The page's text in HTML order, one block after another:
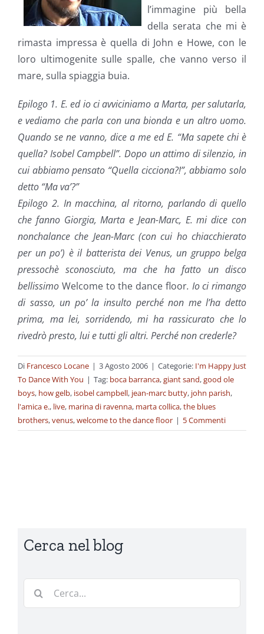
l’immagine più bella
della serata che mi è
rimasta impressa è quella di John e Howe, con le
loro ultimogenite sulle spalle, che vanno verso il
mare, sulla spiaggia buia.
Epilogo 1. E. ed io ci avviciniamo a Marta, per salutarla,
e vediamo che parla con una bionda e un altro uomo.
Quando se ne vanno, dice a me ed E. “Ma sapete chi è
quella? Isobel Campbell”. Dopo un attimo di silenzio, in
cui abbiamo pensato “Quella cicciona?!”, abbiamo solo
detto “Ma va’?”
Epilogo 2. In macchina, al ritorno, parlando di quello
che fanno Giorgia, Marta e Jean-Marc, E. mi dice con
nonchalance che Jean-Marc (con cui ho chiacchierato
per un po’) è il batterista dei Venus, un gruppo belga
pressochè sconosciuto, ma che ha fatto un disco
bellissimo Welcome to the dance floor. Io ci rimango
di sasso, un po’ la insulto perché non me l’ha detto
prima, ma lei, sorridendo, mi ha rassicurato che lo
rivedrò presto, lui e tutti gli altri. Perché non crederle?
Di Francesco Locane | 3 Agosto 2006 | Categorie: I'm Happy Just
To Dance With You | Tag: boca barranca,giant sand,good ole
boys, how gelb, isobel campbell, jean-marc butty, john parish,
l'amica e., live, marina di ravenna, marta collica,the blues
brothers,venus,welcome to the dance floor | 5 Commenti
Cerca nel blog
Cerca